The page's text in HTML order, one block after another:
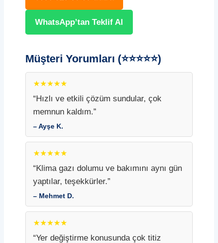
WhatsApp’tan Teklif Al
Müşteri Yorumları (⭐⭐⭐⭐⭐)
★★★★★
“Hızlı ve etkili çözüm sundular, çok
memnun kaldım.”
– Ayşe K.
★★★★★
“Klima gazı dolumu ve bakımını aynı gün
yaptılar, teşekkürler.”
– Mehmet D.
★★★★★
“Yer değiştirme konusunda çok titiz